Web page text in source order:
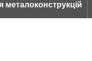
металоконструкцій